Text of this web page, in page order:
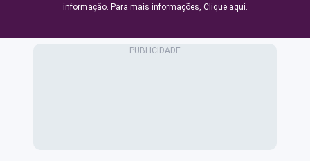
informação. Para mais informações, Clique aqui.